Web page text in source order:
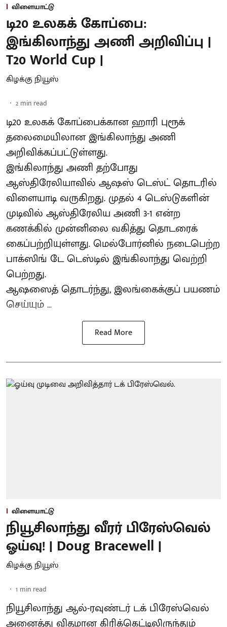
விளையாட்டு
டி20 உலகக் கோப்பை:
இங்கிலாந்து அணி அறிவிப்பு |
T20 World Cup |
கிழக்கு நியூஸ்
2 min read
டி20 உலகக் கோப்பைக்கான ஹாரி புரூக்
தலைமையிலான இங்கிலாந்து அணி
அறிவிக்கப்பட்டுள்ளது.
இங்கிலாந்து அணி தற்போது
ஆஸ்திரேலியாவில் ஆஷஸ் டெஸ்ட் தொடரில்
விளையாடி வருகிறது. முதல் 4 டெஸ்டுகளின்
முடிவில் ஆஸ்திரேலிய அணி 3-1 என்ற
கணக்கில் முன்னிலை வகித்து தொடரைக்
கைப்பற்றியுள்ளது. மெல்போர்னில் நடைபெற்ற
பாக்ஸிங் டே டெஸ்டில் இங்கிலாந்து வெற்றி
பெற்றது.
ஆஷஸைத் தொடர்ந்து, இலங்கைக்குப் பயணம்
செய்யும் ...
Read More
விளையாட்டு
நியூசிலாந்து வீரர் பிரேஸ்வெல்
ஓய்வு! | Doug Bracewell |
கிழக்கு நியூஸ்
1 min read
நியூசிலாந்து ஆல்-ரவுண்டர் டக் பிரேஸ்வெல்